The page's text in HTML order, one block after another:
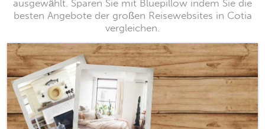
ausgewählt. Sparen Sie mit Bluepillow indem Sie die
besten Angebote der großen Reisewebsites in Cotia
vergleichen.